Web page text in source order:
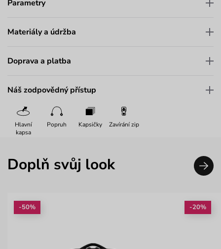
Parametry
Materiály a údržba
Doprava a platba
Náš zodpovědný přístup
Hlavní
kapsa
Popruh Kapsičky Zavírání zip
Doplň svůj look
-50% -20%